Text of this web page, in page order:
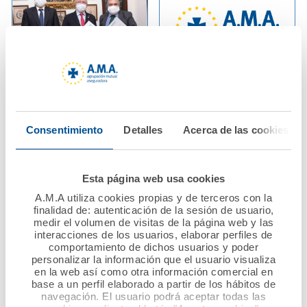
Consentimiento Detalles Acerca de las cookies
Esta página web usa cookies
A.M.A utiliza cookies propias y de terceros con la
finalidad de: autenticación de la sesión de usuario,
medir el volumen de visitas de la página web y las
interacciones de los usuarios, elaborar perfiles de
comportamiento de dichos usuarios y poder
personalizar la información que el usuario visualiza
en la web así como otra información comercial en
base a un perfil elaborado a partir de los hábitos de
navegación. El usuario podrá aceptar todas las
AMA Vida firma con el
Colegio de Médicos de
Ver noticia
La Fundación A.M.A.
convoca 124 becas
profesionales
sanitarios
Ver noticia